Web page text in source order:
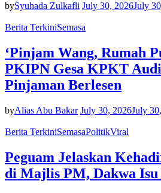
bySyuhada Zulkafli July 30, 2026July
Berita TerkiniSemasa
‘Pinjam Wang, Rumah
PKIPN Gesa KPKT
Pinjaman Berlesen
byAlias Abu Bakar July 30, 2026July
Berita TerkiniSemasaPolitikViral
Peguam Jelaskan
di Majlis PM, Dakwa